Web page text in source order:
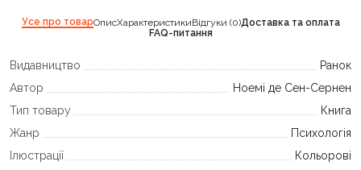
Усе про товарОписХарактеристикиВідгуки (0)Доставка та оплата
FAQ-питання
Видавництво
Ранок
Автор
Ноемі де Сен-Сернен
Тип товару
Книга
Жанр
Психологія
Ілюстрації
Кольорові